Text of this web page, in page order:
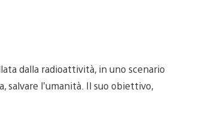
dalla radioattività, in uno scenario
salvare l’umanità. Il suo obiettivo,